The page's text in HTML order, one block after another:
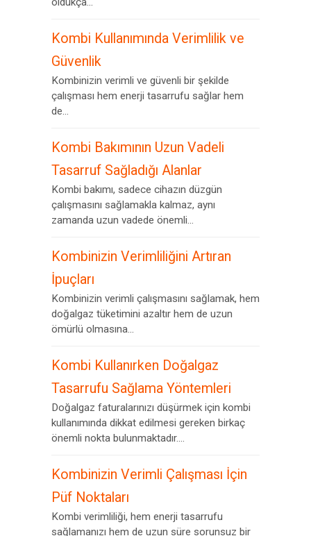
Kombi Kullanımında Verimlilik ve
Güvenlik
Kombinizin verimli ve güvenli bir şekilde
çalışması hem enerji tasarrufu sağlar hem
de...
Kombi Bakımının Uzun Vadeli
Tasarruf Sağladığı Alanlar
Kombi bakımı, sadece cihazın düzgün
çalışmasını sağlamakla kalmaz, aynı
zamanda uzun vadede önemli...
Kombinizin Verimliliğini Artıran
İpuçları
Kombinizin verimli çalışmasını sağlamak, hem
doğalgaz tüketimini azaltır hem de uzun
ömürlü olmasına...
Kombi Kullanırken Doğalgaz
Tasarrufu Sağlama Yöntemleri
Doğalgaz faturalarınızı düşürmek için kombi
kullanımında dikkat edilmesi gereken birkaç
önemli nokta bulunmaktadır....
Kombinizin Verimli Çalışması İçin
Püf Noktaları
Kombi verimliliği, hem enerji tasarrufu
sağlamanızı hem de uzun süre sorunsuz bir